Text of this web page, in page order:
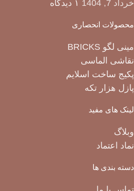
خرداد 7, 1404 ۱ دیدگاه
محصولات انحصاری
مینی لگو BRICKS
نقاشی الماسی
پکیج ساخت اسلایم
پازل هزار تکه
لینک های مفید
وبلاگ
نماد اعتماد
دسته بندی ها